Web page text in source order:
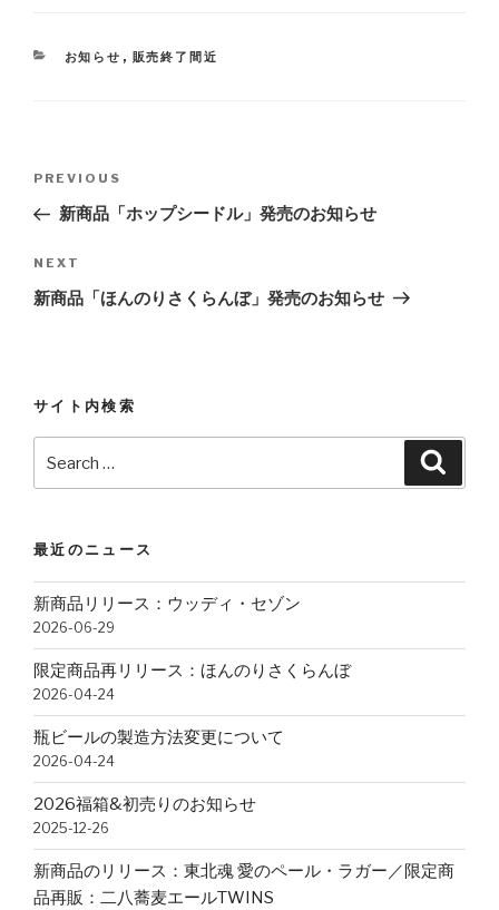
CATEGORIES
お知らせ , 販売終了間近
Post
navigation
Previous
Post
PREVIOUS
新商品「ホップシードル」発売のお知らせ
Next
Post
NEXT
新商品「ほんのりさくらんぼ」発売のお知らせ
サイト内検索
最近のニュース
新商品リリース：ウッディ・セゾン
2026-06-29
限定商品再リリース：ほんのりさくらんぼ
2026-04-24
瓶ビールの製造方法変更について
2026-04-24
2026福箱&初売りのお知らせ
2025-12-26
新商品のリリース：東北魂 愛のペール・ラガー／限定商
品再販：二八蕎麦エールTWINS